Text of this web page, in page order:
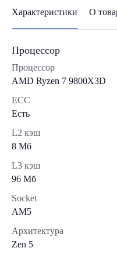
Характеристики О
Процессор
Процессор
AMD Ryzen 7 9800X3D
ECC
Есть
L2 кэш
8 Мб
L3 кэш
96 Мб
Socket
AM5
Архитектура
Zen 5